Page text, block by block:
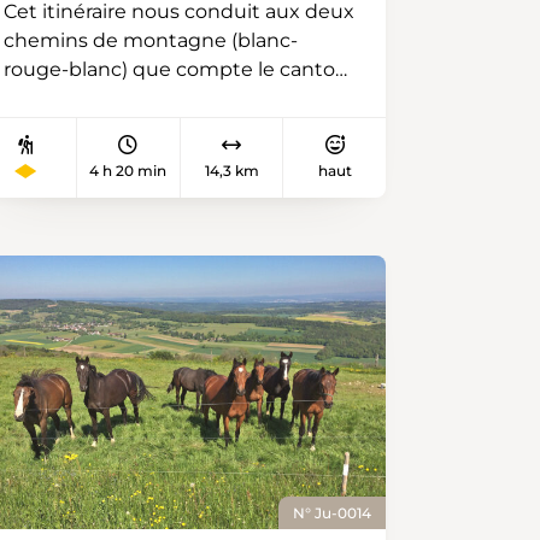
lieu de rdv de la Birse et de la Sorne.
Enfin, cap sur Soyhières avec un
agréable parcours le long de la Birse
gauche. Puis, un témoin de notre
excursion se présente à l’horizon, le
château, qui, il y a quelques heures,
son flanc nord.
Cet itinéraire nous conduit aux deux
chemins de montagne (blanc-
rouge-blanc) que compte le canton
empruntons la rue du Doubs puis la
rue de la Côte afin de rejoindre le
nous descendons le sentier Chez le
Bolé tout en admirant à notre droite
l’impressionnant rocher des
Sommêtres. Arrivés au bord du
Doubs, rivière franco-suisse, tout
près du Theusseret, nous prenons la
direction de la Goule et la Bouège
en continuant de longer le Doubs.
Avant d’arriver à la Bouège, nous
quittons la rivière franco-suisse pour
4 h 20 min 14,3 km haut
N° Ju-0014